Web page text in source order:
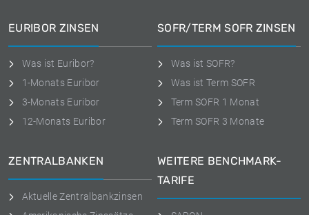
EURIBOR ZINSEN
Was ist Euribor?
1-Monats Euribor
3-Monats Euribor
12-Monats Euribor
SOFR/TERM SOFR ZINSEN
Was ist SOFR?
Was ist Term SOFR
Term SOFR 1 Monat
Term SOFR 3 Monate
ZENTRALBANKEN
Aktuelle Zentralbankzinsen
WEITERE BENCHMARK-
TARIFE